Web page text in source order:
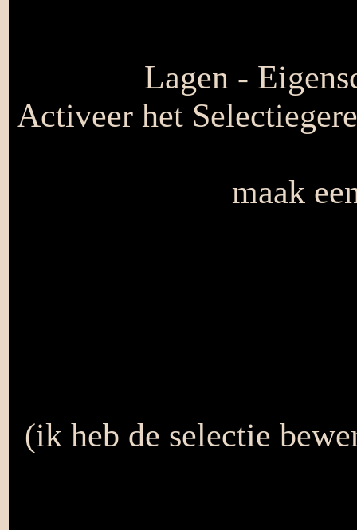
Lagen -
Activeer het
maak
(ik heb de selectie